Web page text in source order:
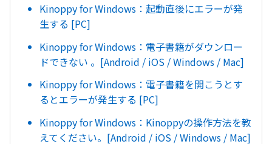
Kinoppy for Windows：起動直後にエラーが発
生する [PC]
Kinoppy for Windows：電子書籍がダウンロー
ドできない 。[Android / iOS / Windows / Mac]
Kinoppy for Windows：電子書籍を開こうとす
るとエラーが発生する [PC]
Kinoppy for Windows：Kinoppyの操作方法を教
えてください。[Android / iOS / Windows / Mac]